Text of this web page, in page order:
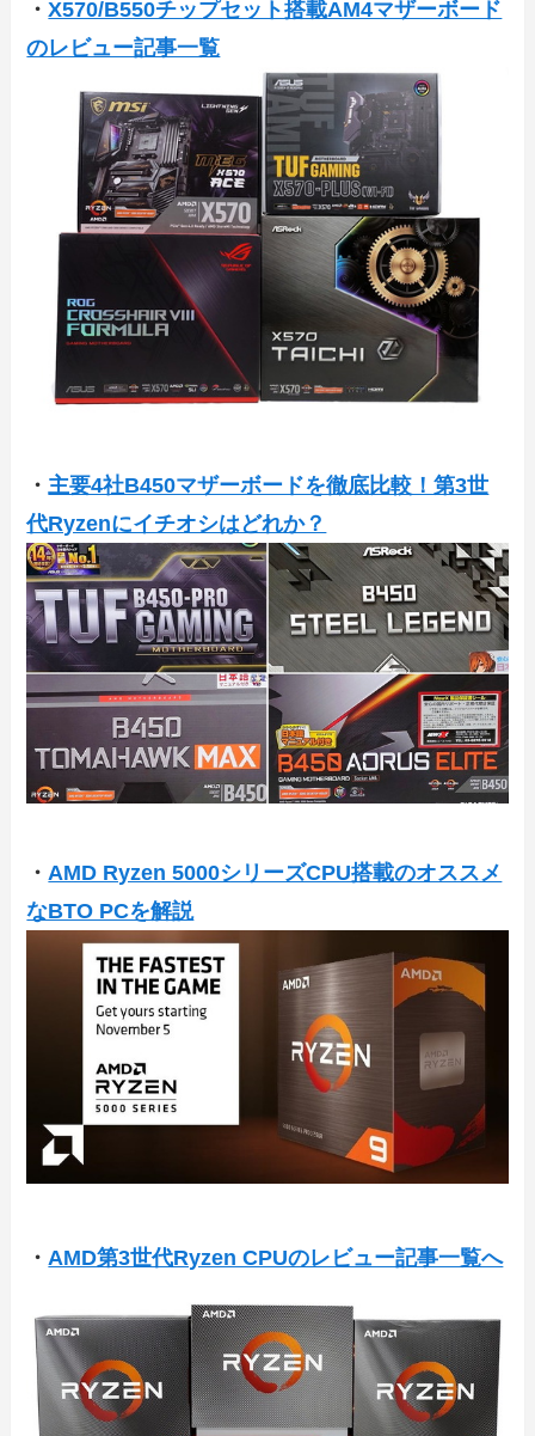
・X570/B550チップセット搭載AM4マザーボード
のレビュー記事一覧
・主要4社B450マザーボードを徹底比較！第3世
代Ryzenにイチオシはどれか？
・ AMD Ryzen 5000シリーズCPU搭載のオススメ
なBTO PCを解説
・ AMD第3世代Ryzen CPUのレビュー記事一覧へ